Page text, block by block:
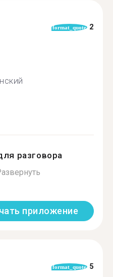
format_quote 2
разговора
приложение
format_quote 5